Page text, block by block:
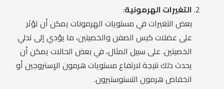
التغيرات الهرمونية:
بعض التغيرات في مستويات الهرمونات يمكن أن تؤثر
على عضلات كيس الصفن والخصيتين، ما يؤدي إلى تدلي
الخصيتين. على سبيل المثال، في بعض الحالات يمكن أن
يحدث ذلك نتيجة لارتفاع مستويات هرمون الإستروجين أو
انخفاض هرمون التستوستيرون.